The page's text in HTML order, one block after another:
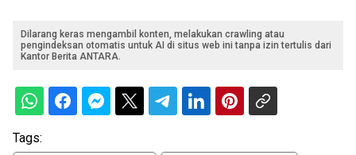
Dilarang keras mengambil konten, melakukan crawling atau
pengindeksan otomatis untuk AI di situs web ini tanpa izin tertulis dari
Kantor Berita ANTARA.
Tags: